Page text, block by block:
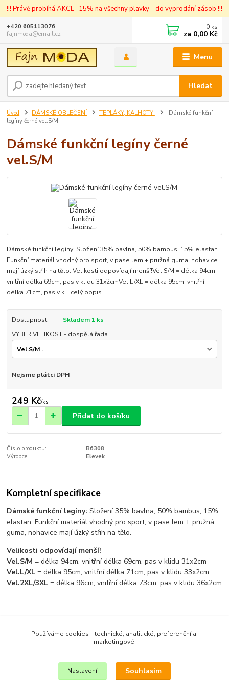
!!! Právě probíhá AKCE -15% na všechny plavky - do vyprodání zásob !!!
Menu
Hledat
+420 605113076
fajnmoda@email.cz
0 ks
za 0,00 Kč
Úvod DÁMSKÉ OBLEČENÍ TEPLÁKY, KALHOTY
Dámské funkční
legíny černé vel.S/M
Dámské funkční legíny černé
vel.S/M
Dámské funkční legíny: Složení 35% bavlna, 50% bambus, 15% elastan.
Funkční materiál vhodný pro sport, v pase lem + pružná guma, nohavice
mají úzký střih na tělo. Velikosti odpovídají menší!Vel.S/M = délka 94cm,
vnitřní délka 69cm, pas v klidu 31x2cmVel.L/XL = délka 95cm, vnitřní
délka 71cm, pas v k... celý popis
Dostupnost
Skladem 1 ks
VYBER VELIKOST - dospělá řada
Nejsme plátci DPH
249 Kč/ks
Přidat do košíku
Číslo produktu:
B6308
Výrobce:
Elevek
Kompletní specifikace
Dámské funkční legíny: Složení 35% bavlna, 50% bambus, 15%
elastan. Funkční materiál vhodný pro sport, v pase lem + pružná
guma, nohavice mají úzký střih na tělo.
Velikosti odpovídají menší!
Vel.S/M = délka 94cm, vnitřní délka 69cm, pas v klidu 31x2cm
Vel.L/XL= délka 95cm, vnitřní délka 71cm, pas v klidu 33x2cm
Vel.2XL/3XL= délka 96cm, vnitřní délka 73cm, pas v klidu 36x2cm
DÁMSKÉ OBLEČENÍ
Používáme cookies - technické, analitické, preferenční a
marketingové.
Nastavení Souhlasím